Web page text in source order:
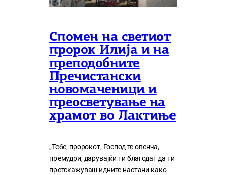
Спомен на светиот
пророк Илија и на
преподобните
Пречистански
новомаченици и
преосветување на
храмот во Лактиње
„Тебе, пророкот, Господ те овенча,
премудри, дарувајќи ти благодат да ги
претскажуваш идните настани како